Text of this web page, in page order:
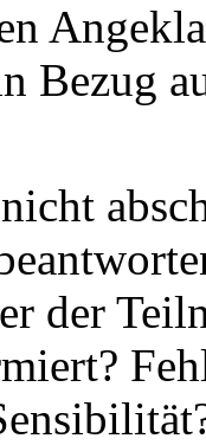
Bezug
der